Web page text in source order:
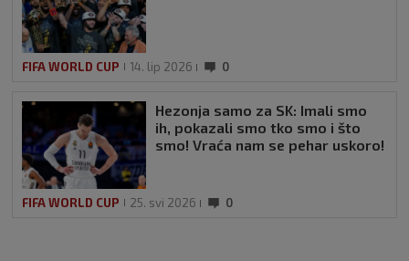
FIFA WORLD CUP 14. lip 2026 0
Hezonja samo za SK: Imali smo
ih, pokazali smo tko smo i što
smo! Vraća nam se pehar uskoro!
FIFA WORLD CUP 25. svi 2026 0